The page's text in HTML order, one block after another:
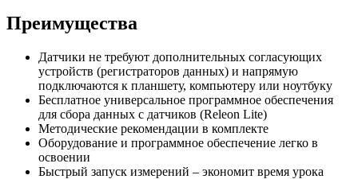
Преимущества
Датчики не требуют дополнительных согласующих
устройств (регистраторов данных) и напрямую
подключаются к планшету, компьютеру или ноутбуку
Бесплатное универсальное программное обеспечения
для сбора данных с датчиков (Releon Lite)
Методические рекомендации в комплекте
Оборудование и программное обеспечение легко в
освоении
Быстрый запуск измерений – экономит время урока